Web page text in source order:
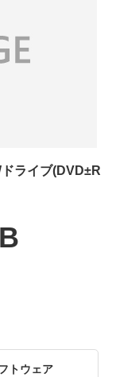
ライブ(DVD±R
トウェア